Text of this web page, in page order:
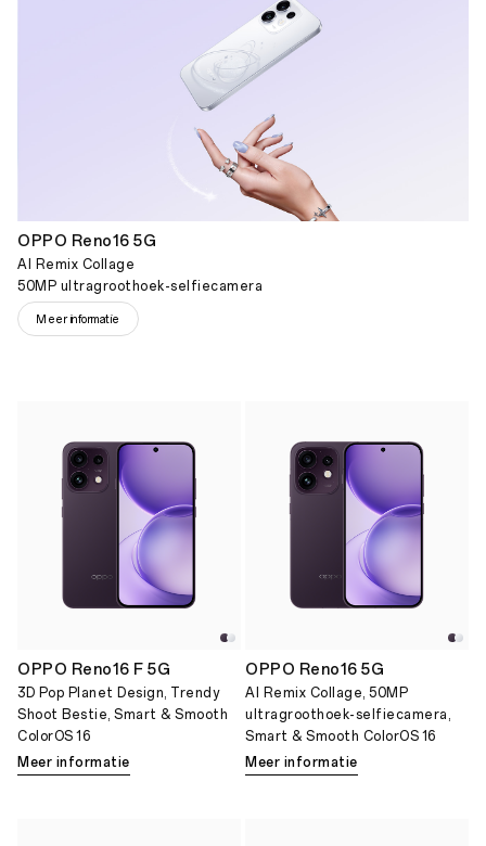
OPPO Reno16 5G
AI Remix Collage
50MP ultragroothoek-selfiecamera
Meer informatie
OPPO Reno16 F 5G
3D Pop Planet Design, Trendy
Shoot Bestie, Smart & Smooth
ColorOS 16
Meer informatie
OPPO Reno16 5G
AI Remix Collage, 50MP
ultragroothoek-selfiecamera,
Smart & Smooth ColorOS 16
Meer informatie